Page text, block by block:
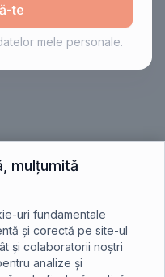
te
mele personale.
mulțumită
uri fundamentale
și corectă pe site-ul
și colaboratorii noștri
analize și